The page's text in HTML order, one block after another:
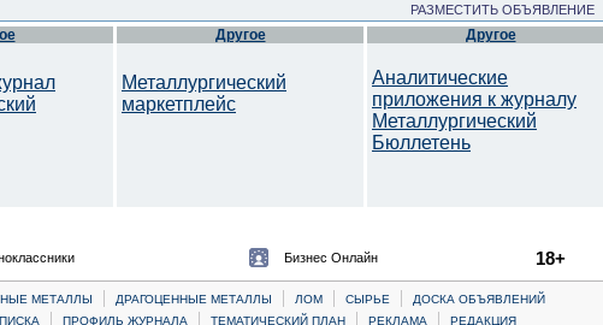
РАЗМЕСТИТЬ ОБЪЯВЛЕНИЕ
Другое
Металлургический
маркетплейс
Другое
Аналитические
приложения к журналу
Металлургический
Бюллетень
Бизнес Онлайн 18+
МЕТАЛЛЫ | ДРАГОЦЕННЫЕ МЕТАЛЛЫ | ЛОМ | CЫРЬЕ |
ДОСКА ОБЪЯВЛЕНИЙ
| ПРОФИЛЬ ЖУРНАЛА | ТЕМАТИЧЕСКИЙ ПЛАН | РЕКЛАМА | РЕДАКЦИЯ